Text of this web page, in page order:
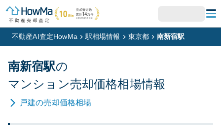
不動産AI査定HowMa 駅相場情報 東京都 南新宿駅
南新宿駅の
マンション売却価格相場情報
戸建の売却価格相場